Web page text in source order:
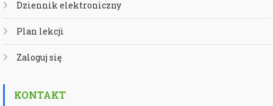
Dziennik elektroniczny
Plan lekcji
Zaloguj się
KONTAKT